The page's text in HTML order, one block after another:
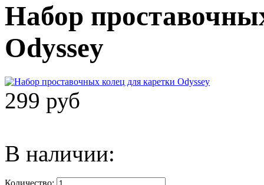
Набор
Odyssey
299 руб
В наличии:
Количество: